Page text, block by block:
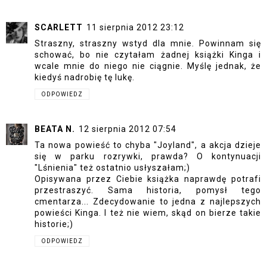
SCARLETT 11 sierpnia 2012 23:12
Straszny, straszny wstyd dla mnie. Powinnam się
schować, bo nie czytałam żadnej książki Kinga i
wcale mnie do niego nie ciągnie. Myślę jednak, że
kiedyś nadrobię tę lukę.
ODPOWIEDZ
BEATA N. 12 sierpnia 2012 07:54
Ta nowa powieść to chyba "Joyland", a akcja dzieje
się w parku rozrywki, prawda? O kontynuacji
"Lśnienia" też ostatnio usłyszałam;)
Opisywana przez Ciebie książka naprawdę potrafi
przestraszyć. Sama historia, pomysł tego
cmentarza... Zdecydowanie to jedna z najlepszych
powieści Kinga. I też nie wiem, skąd on bierze takie
historie;)
ODPOWIEDZ